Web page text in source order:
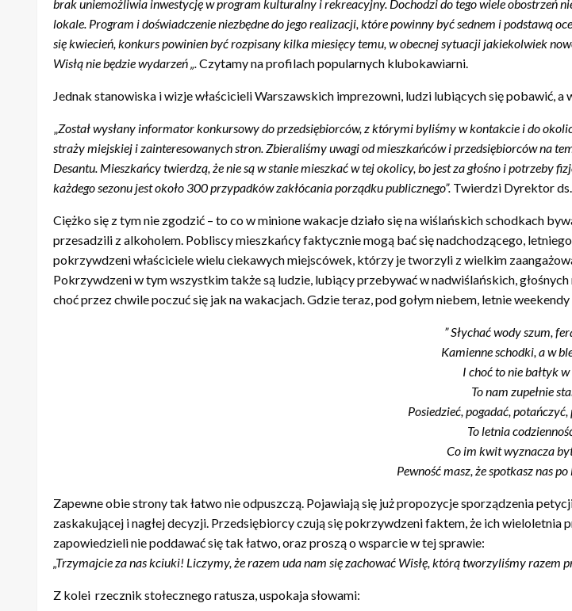
sukcesem i radością(…)
Obecny konkurs zakłada tylko dwa lokale z imprezami (do tego muzyka w nich może mieć max 70
brak uniemożliwia inwestycję w program kulturalny i rekreacyjny. Dochodzi do tego wiele obostrzeń
lokale. Program i doświadczenie niezbędne do jego realizacji, które powinny być sednem i podstawą
się kwiecień, konkurs powinien być rozpisany kilka miesięcy temu, w obecnej sytuacji jakiekolwiek
Wisłą nie będzie wydarzeń
„. Czytamy na profilach popularnych klubokawiarni.
Jednak stanowiska i wizje właścicieli Warszawskich imprezowni, ludzi lubiących się pobawić,
„Został wysłany informator konkursowy do przedsiębiorców, z którymi byliśmy w kontakcie i do
straży miejskiej i zainteresowanych stron. Zbieraliśmy uwagi od mieszkańców i przedsiębiorców na
Desantu. Mieszkańcy twierdzą, że nie są w stanie mieszkać w tej okolicy, bo jest za głośno i potrzeby
każdego sezonu jest około 300 przypadków zakłócania porządku publicznego”.Twierdzi Dyrektor ds.
przesadzili z alkoholem. Pobliscy mieszkańcy faktycznie mogą bać się nadchodzącego,
pokrzywdzeni właściciele wielu ciekawych miejscówek, którzy je tworzyli z wielkim
Pokrzywdzeni w tym wszystkim także są ludzie, lubiący przebywać w nadwiślańskich,
choć przez chwile poczuć się jak na wakacjach. Gdzie teraz, pod gołym niebem, letnie
” Słychać wody szum,
Kamienne schodki, a w
I choć to nie bałtyk w
Posiedzieć, pogadać,
To letnia
Co im kwit wyznacza byt
Pewność masz, że spotkasz nas po
Zapewne obie strony tak łatwo nie odpuszczą. Pojawiają się już propozycje sporządzenia